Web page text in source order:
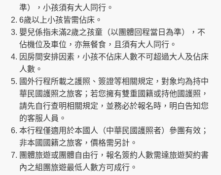
準），小孩須有大人同行。
6歲以上小孩皆需佔床。
嬰兒係指未滿2歲之孩童（以團體回程當日為準），不
佔機位及車位，亦無餐食，且須有大人同行。
因房間安排因素，小孩不佔床人數不可超過大人及佔床
人數。
國外行程所載之護照、簽證等相關規定，對象均為持中
華民國護照之旅客；若您擁有雙重國籍或持他國護照，
請先自行查明相關規定，並務必於報名時，明白告知您
的客服人員。
本行程僅適用於本國人（中華民國護照者）參團有效；
非本國國籍之旅客，價格需另計。
團體旅遊或團體自由行，報名簽約人數需達旅遊契約書
內之組團旅遊最低人數方可成行。